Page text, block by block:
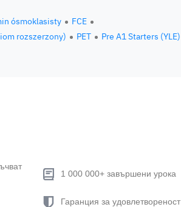
ósmoklasisty
FCE
rozszerzony) PET
Pre A1 Starters (YLE)
1 000 000+ завършени урока
Гаранция за удовлетвореност